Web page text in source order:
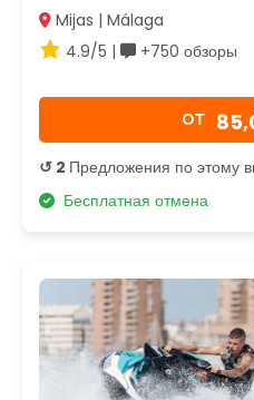
Mijas | Málaga
4.9/5 |
+750 обзоры
OТ
↺ 2 Предложения по этому
Бесплатная отмена